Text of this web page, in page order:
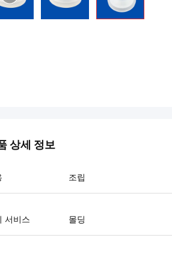
상세 정보
조립
서비스 몰딩